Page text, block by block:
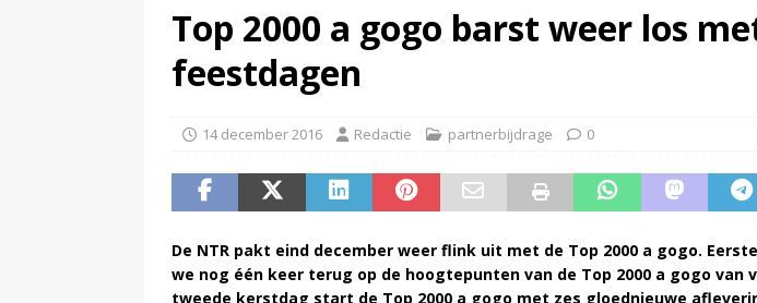
Disney overweegt gratis streamingkanalen
NPO-manager Menno de Boer geschorst na dickpic in groepsapp
Top 2000 a gogo barst weer los
feestdagen
14 december 2016 Redactie partnerbijdrage 0
De NTR pakt eind december weer flink uit met de Top 2000 a gogo.
we nog één keer terug op de hoogtepunten van de Top 2000 a gogo van
tweede kerstdag start de Top 2000 a gogo met zes gloednieuwe